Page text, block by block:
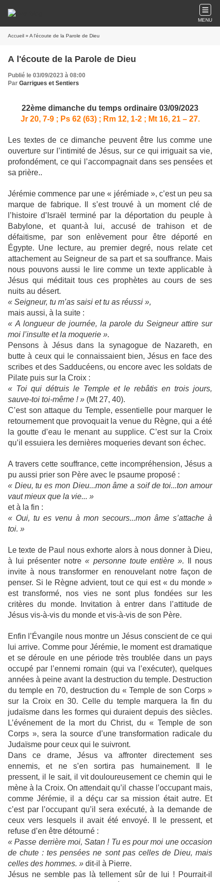
MENU
Accueil » A l'écoute de la Parole de Dieu
A l'écoute de la Parole de Dieu
Publié le 03/09/2023 à 08:00
Par Garrigues et Sentiers
22ème dimanche du temps ordinaire 03/09/2023
Jr 20, 7-9 ; Ps 62 (63) ; Rm 12, 1-2 ; Mt 16, 21 – 27.
Les textes de ce dimanche peuvent être lus comme une
ouverture sur l’intimité de Jésus, sur ce qui irriguait sa vie,
profondément, ce qui l’accompagnait dans ses pensées et
sa prière..
Jérémie commence par une « jérémiade », c’est un peu sa
marque de fabrique. Il s’est trouvé à un moment clé de
l’histoire d’Israël terminé par la déportation du peuple à
Babylone, et quant-à lui, accusé de trahison et de
défaitisme, par son enlèvement pour être déporté en
Égypte. Une lecture, au premier degré, nous relate cet
attachement au Seigneur de sa part et sa souffrance. Mais
nous pouvons aussi le lire comme un texte applicable à
Jésus qui méditait tous ces prophètes au cours de ses
nuits au désert.
« Seigneur, tu m’as saisi et tu as réussi »,
mais aussi, à la suite :
« A longueur de journée, la parole du Seigneur attire sur
moi l’insulte et la moquerie ».
Pensons à Jésus dans la synagogue de Nazareth, en
butte à ceux qui le connaissaient bien, Jésus en face des
scribes et des Sadducéens, ou encore avec les soldats de
Pilate puis sur la Croix :
« Toi qui détruis le Temple et le rebâtis en trois jours,
sauve-toi toi-même ! » (Mt 27, 40).
C’est son attaque du Temple, essentielle pour marquer le
retournement que provoquait la venue du Règne, qui a été
la goutte d’eau le menant au supplice. C’est sur la Croix
qu’il essuiera les dernières moqueries devant son échec.
A travers cette souffrance, cette incompréhension, Jésus a
pu aussi prier son Père avec le psaume proposé :
« Dieu, tu es mon Dieu...mon âme a soif de toi...ton amour
vaut mieux que la vie... »
et à la fin :
« Oui, tu es venu à mon secours...mon âme s’attache à
toi. »
Le texte de Paul nous exhorte alors à nous donner à Dieu,
à lui présenter notre« personne toute entière ».
Il nous
invite à nous transformer en renouvelant notre façon de
penser. Si le Règne advient, tout ce qui est « du monde »
est transformé, nos vies ne sont plus fondées sur les
critères du monde. Invitation à entrer dans l’attitude de
Jésus vis-à-vis du monde et vis-à-vis de son Père.
Enfin l’Évangile nous montre un Jésus conscient de ce qui
lui arrive. Comme pour Jérémie, le moment est dramatique
et se déroule en une période très troublée dans un pays
occupé par l’ennemi romain (qui va l’exécuter), quelques
années à peine avant la destruction du temple. Destruction
du temple en 70, destruction du « Temple de son Corps »
sur la Croix en 30. Celle du temple marquera la fin du
judaïsme dans les formes qui duraient depuis des siècles.
L’événement de la mort du Christ, du « Temple de son
Corps », sera la source d’une transformation radicale du
Judaïsme pour ceux qui le suivront.
Dans ce drame, Jésus va affronter directement ses
ennemis, et ne s’en sortira pas humainement. Il le
pressent, il le sait, il vit douloureusement ce chemin qui le
mène à la Croix. On attendait qu’il chasse l’occupant mais,
comme Jérémie, il a déçu car sa mission était autre. Et
c’est par l’occupant qu’il sera exécuté, à la demande de
ceux vers lesquels il avait été envoyé. Il le pressent, et
refuse d’en être détourné :
« Passe derrière moi, Satan ! Tu es pour moi une occasion
de chute : tes pensées ne sont pas celles de Dieu, mais
celles des hommes. » dit-il à Pierre.
Jésus ne semble pas là tellement sûr de lui ! Pourrait-il